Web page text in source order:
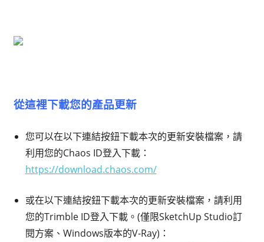
從這裡下載您的產品更新
您可以在以下連結按鈕下載本次的更新安裝檔案，請
利用您的Chaos ID登入下載：
https://download.chaos.com/
或在以下連結按鈕下載本次的更新安裝檔案，請利用
您的Trimble ID登入下載。(僅限SketchUp Studio訂
閱方案、Windows版本的V-Ray)：